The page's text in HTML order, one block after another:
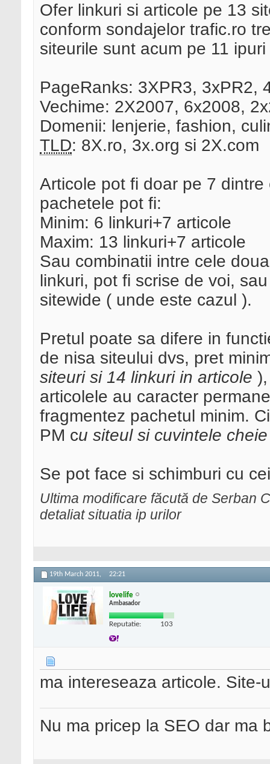
Ofer linkuri si articole pe 13
conform sondajelor trafic.ro
siteurile sunt acum pe 11
PageRanks: 3XPR3, 3xPR2,
Vechime: 2X2007, 6x2008,
Domenii: lenjerie, fashion,
TLD: 8X.ro, 3x.org si 2X.com
Articole pot fi doar pe 7
pachetele pot fi:
Minim: 6 linkuri+7 articole
Maxim: 13 linkuri+7 articole
Sau combinatii intre cele
linkuri, pot fi scrise de voi,
sitewide ( unde este cazul ).
Pretul poate sa difere in
de nisa siteului dvs, pret
siteuri si 14 linkuri in articole
articolele au caracter
fragmentez pachetul minim.
PM cu siteul si cuvintele cheie
Se pot face si schimburi cu
Ultima modificare făcută de Serban
detaliat situatia ip urilor
19th March 2011, 22:21
lovelife
Ambasador
Reputatie: 103
ma intereseaza articole.
Nu ma pricep la SEO dar ma